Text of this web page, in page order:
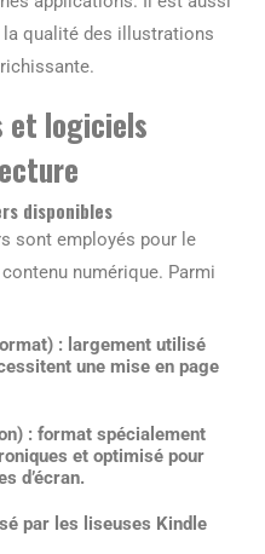
la qualité des illustrations
et logiciels
disponibles
sont employés pour le
numérique. Parmi
: largement utilisé
une mise en page
: format spécialement
et optimisé pour
d’écran.
par les liseuses Kindle